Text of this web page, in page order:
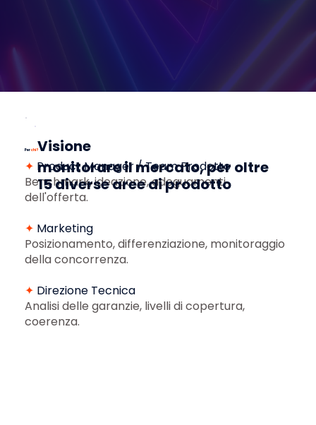
Perchi ?
✦ Product Manager / Team Prodotto
Benchmark, ideazione, adeguamenti
dell'offerta.
✦ Marketing
Posizionamento, differenziazione, monitoraggio
della concorrenza.
✦ Direzione Tecnica
Analisi delle garanzie, livelli di copertura,
coerenza.
Visione
monitorare il mercato, per oltre
15 diverse aree di prodotto